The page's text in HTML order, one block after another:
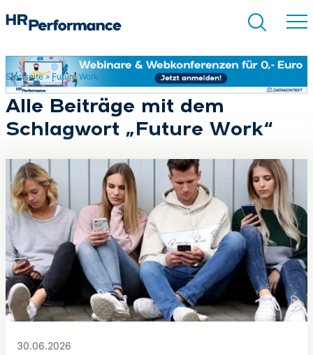
Suchen
Startseite» Future Work
Alle Beiträge mit dem
Schlagwort „Future Work“
30.06.2026